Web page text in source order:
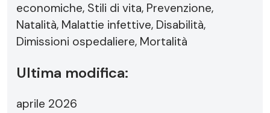
economiche, Stili di vita, Prevenzione,
Natalità, Malattie infettive, Disabilità,
Dimissioni ospedaliere, Mortalità
Ultima modifica:
aprile 2026